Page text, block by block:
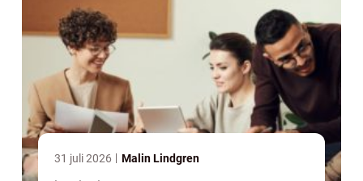
31 juli 2026 Malin Lindgren